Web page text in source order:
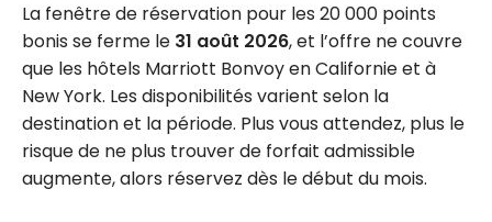
La fenêtre de réservation pour les 20 000 points
bonis se ferme le 31 août 2026, et l’offre ne couvre
que les hôtels Marriott Bonvoy en Californie et à
New York. Les disponibilités varient selon la
destination et la période. Plus vous attendez, plus le
risque de ne plus trouver de forfait admissible
augmente, alors réservez dès le début du mois.